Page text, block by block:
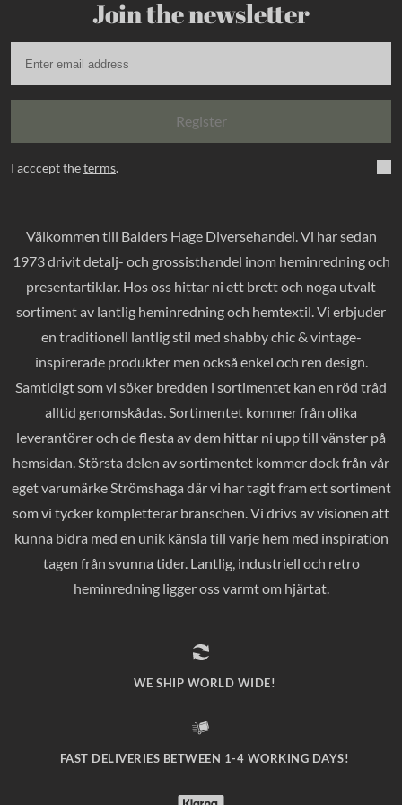
Join the newsletter
Register
I acccept theterms.
Välkommen till Balders Hage Diversehandel. Vi har sedan
1973 drivit detalj- och grossisthandel inom heminredning och
presentartiklar. Hos oss hittar ni ett brett och noga utvalt
sortiment av lantlig heminredning och hemtextil. Vi erbjuder
en traditionell lantlig stil med shabby chic & vintage-
inspirerade produkter men också enkel och ren design.
Samtidigt som vi söker bredden i sortimentet kan en röd tråd
alltid genomskådas. Sortimentet kommer från olika
leverantörer och de flesta av dem hittar ni upp till vänster på
hemsidan. Största delen av sortimentet kommer dock från vår
eget varumärke Strömshaga där vi har tagit fram ett sortiment
som vi tycker kompletterar branschen. Vi drivs av visionen att
kunna bidra med en unik känsla till varje hem med inspiration
tagen från svunna tider. Lantlig, industriell och retro
heminredning ligger oss varmt om hjärtat.
WE SHIP WORLD WIDE!
FAST DELIVERIES BETWEEN 1-4 WORKING DAYS!